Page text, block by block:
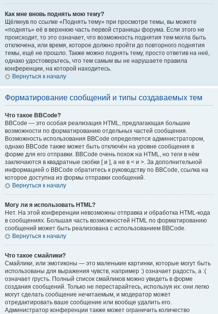
Как мне вновь поднять мою тему?
Щёлкнув по ссылке «Поднять тему» при просмотре темы, вы можете
«поднять» её в верхнюю часть первой страницы форума. Если этого не
происходит, то это означает, что возможность поднятия тем могла быть
отключена, или время, которое должно пройти до повторного поднятия
темы, ещё не прошло. Также можно поднять тему, просто ответив на неё,
однако удостоверьтесь, что тем самым вы не нарушаете правила
конференции, на которой находитесь.
Вернуться к началу
Форматирование сообщений и типы создаваемых тем
Что такое BBCode?
BBCode — это особая реализация HTML, предлагающая большие
возможности по форматированию отдельных частей сообщения.
Возможность использования BBCode определяется администратором,
однако BBCode также может быть отключён на уровне сообщения в
форме для его отправки. BBCode очень похож на HTML, но теги в нём
заключаются в квадратные скобки [ и ], а не в < и >. За дополнительной
информацией о BBCode обратитесь к руководству по BBCode, ссылка на
которое доступна из формы отправки сообщений.
Вернуться к началу
Могу ли я использовать HTML?
Нет. На этой конференции невозможны отправка и обработка HTML-кода
в сообщениях. Большая часть возможностей HTML по форматированию
сообщений может быть реализована с использованием BBCode.
Вернуться к началу
Что такое смайлики?
Смайлики, или эмотиконы — это маленькие картинки, которые могут быть
использованы для выражения чувств, например :) означает радость, а :(
означает грусть. Полный список смайликов можно увидеть в форме
создания сообщений. Только не перестарайтесь, используя их: они легко
могут сделать сообщение нечитаемым, и модератор может
отредактировать ваше сообщение или вообще удалить его.
Администратор конференции также может ограничить количество